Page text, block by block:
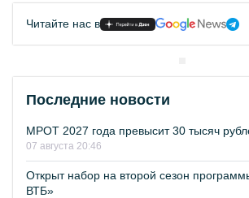
Читайте нас в
Последние новости
МРОТ 2027 года превысит 30 тысяч
07 августа 20:46
Открыт набор на второй сезон
ВТБ»